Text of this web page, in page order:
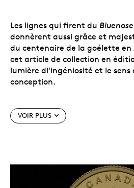
Les lignes qui firent du Bluenose
donnèrent aussi grâce et
du centenaire de la goélette en
cet article de collection en
lumière dl'ingéniosité et le sens
conception.
dessin de la coque qui en a fait
VOIR PLUS